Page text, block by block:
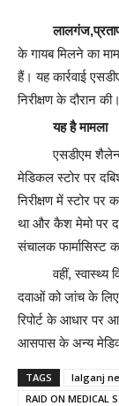
के गायब मिलने का
हैं। यह कार्रवाई
निरीक्षण के दौरान की।
यह है मामला
एसडीएम
मेडिकल स्टोर पर
निरीक्षण में स्टोर
था और कैश मेमो पर
संचालक फार्मासिस्ट
वहीं,
दवाओं को जांच के
रिपोर्ट के आधार पर
आसपास के अन्य
TAGS lalganj
RAID ON MEDICAL